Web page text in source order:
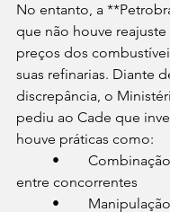
No entanto, a
que não houve
preços dos
suas refinarias. Diante
discrepância, o
pediu ao Cade que
houve práticas como:
entre concorrentes